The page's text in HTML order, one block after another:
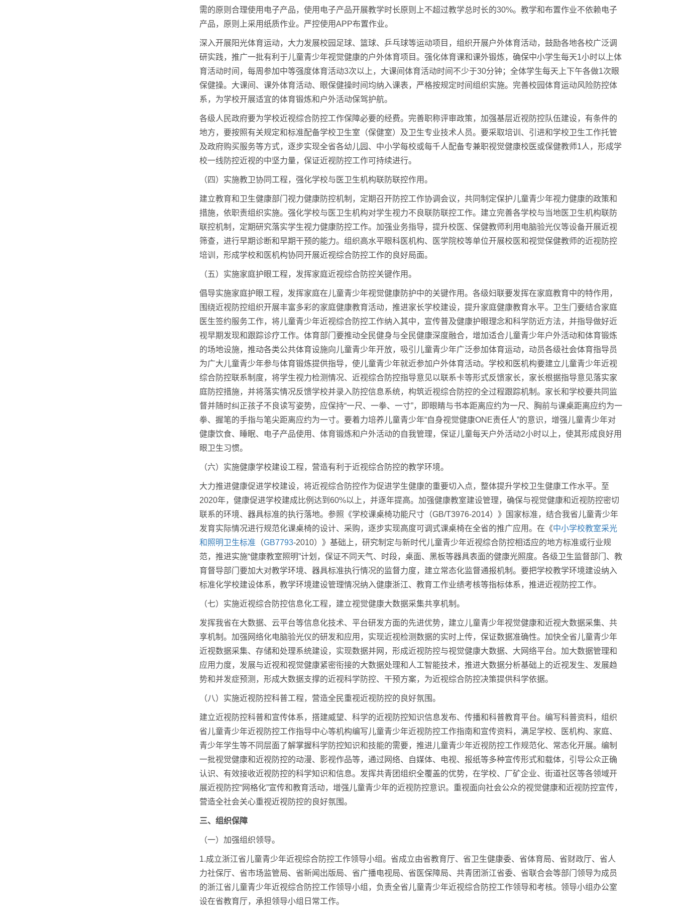
需的原则合理使用电子产品，使用电子产品开展教学时长原则上不超过教学总时长的30%。教学和布置作业不依赖电子
产品，原则上采用纸质作业。严控使用APP布置作业。
深入开展阳光体育运动，大力发展校园足球、篮球、乒乓球等运动项目，组织开展户外体育活动，鼓励各地各校广泛调
研实践，推广一批有利于儿童青少年视觉健康的户外体育项目。强化体育课和课外锻炼，确保中小学生每天1小时以上体
育活动时间，每周参加中等强度体育活动3次以上，大课间体育活动时间不少于30分钟；全体学生每天上下午各做1次眼
保健操。大课间、课外体育活动、眼保健操时间均纳入课表，严格按规定时间组织实施。完善校园体育运动风险防控体
系，为学校开展适宜的体育锻炼和户外活动保驾护航。
各级人民政府要为学校近视综合防控工作保障必要的经费。完善职称评审政策，加强基层近视防控队伍建设，有条件的
地方，要按照有关规定和标准配备学校卫生室（保健室）及卫生专业技术人员。要采取培训、引进和学校卫生工作托管
及政府购买服务等方式，逐步实现全省各幼儿园、中小学每校或每千人配备专兼职视觉健康校医或保健教师1人，形成学
校一线防控近视的中坚力量，保证近视防控工作可持续进行。
（四）实施教卫协同工程，强化学校与医卫生机构联防联控作用。
建立教育和卫生健康部门视力健康防控机制，定期召开防控工作协调会议，共同制定保护儿童青少年视力健康的政策和
措施，依职责组织实施。强化学校与医卫生机构对学生视力不良联防联控工作。建立完善各学校与当地医卫生机构联防
联控机制，定期研究落实学生视力健康防控工作。加强业务指导，提升校医、保健教师利用电脑验光仪等设备开展近视
筛查，进行早期诊断和早期干预的能力。组织高水平眼科医机构、医学院校等单位开展校医和视觉保健教师的近视防控
培训，形成学校和医机构协同开展近视综合防控工作的良好局面。
（五）实施家庭护眼工程，发挥家庭近视综合防控关键作用。
倡导实施家庭护眼工程，发挥家庭在儿童青少年视觉健康防护中的关键作用。各级妇联要发挥在家庭教育中的特作用，
围绕近视防控组织开展丰富多彩的家庭健康教育活动，推进家长学校建设，提升家庭健康教育水平。卫生门要结合家庭
医生签约服务工作，将儿童青少年近视综合防控工作纳入其中，宣传普及健康护眼理念和科学防近方法，并指导做好近
视早期发现和跟踪诊疗工作。体育部门要推动全民健身与全民健康深度融合，增加适合儿童青少年户外活动和体育锻炼
的场地设施，推动各类公共体育设施向儿童青少年开放，吸引儿童青少年广泛参加体育运动，动员各级社会体育指导员
为广大儿童青少年参与体育锻炼提供指导，使儿童青少年就近参加户外体育活动。学校和医机构要建立儿童青少年近视
综合防控联系制度，将学生视力检测情况、近视综合防控指导意见以联系卡等形式反馈家长，家长根据指导意见落实家
庭防控措施，并将落实情况反馈学校并录入防控信息系统，构筑近视综合防控的全过程跟踪机制。家长和学校要共同监
督并随时纠正孩子不良读写姿势，应保持“一尺、一拳、一寸”，即眼睛与书本距离应约为一尺、胸前与课桌距离应约为一
拳、握笔的手指与笔尖距离应约为一寸。要着力培养儿童青少年“自身视觉健康ONE责任人”的意识，增强儿童青少年对
健康饮食、睡眠、电子产品使用、体育锻炼和户外活动的自我管理，保证儿童每天户外活动2小时以上，使其形成良好用
眼卫生习惯。
（六）实施健康学校建设工程，营造有利于近视综合防控的教学环境。
大力推进健康促进学校建设，将近视综合防控作为促进学生健康的重要切入点，整体提升学校卫生健康工作水平。至
2020年，健康促进学校建成比例达到60%以上，并逐年提高。加强健康教室建设管理，确保与视觉健康和近视防控密切
联系的环境、器具标准的执行落地。参照《学校课桌椅功能尺寸（GB/T3976-2014）》国家标准，结合我省儿童青少年
发育实际情况进行规范化课桌椅的设计、采购，逐步实现高度可调式课桌椅在全省的推广应用。在《中小学校教室采光
和照明卫生标准 （GB7793-2010）》基础上，研究制定与新时代儿童青少年近视综合防控相适应的地方标准或行业规
范，推进实施“健康教室照明”计划，保证不同天气、时段，桌面、黑板等器具表面的健康光照度。各级卫生监督部门、教
育督导部门要加大对教学环境、器具标准执行情况的监督力度，建立常态化监督通报机制。要把学校教学环境建设纳入
标准化学校建设体系，教学环境建设管理情况纳入健康浙江、教育工作业绩考核等指标体系，推进近视防控工作。
（七）实施近视综合防控信息化工程，建立视觉健康大数据采集共享机制。
发挥我省在大数据、云平台等信息化技术、平台研发方面的先进优势，建立儿童青少年视觉健康和近视大数据采集、共
享机制。加强网络化电脑验光仪的研发和应用，实现近视检测数据的实时上传，保证数据准确性。加快全省儿童青少年
近视数据采集、存储和处理系统建设，实现数据并网，形成近视防控与视觉健康大数据、大网络平台。加大数据管理和
应用力度，发展与近视和视觉健康紧密衔接的大数据处理和人工智能技术，推进大数据分析基础上的近视发生、发展趋
势和并发症预测，形成大数据支撑的近视科学防控、干预方案，为近视综合防控决策提供科学依据。
（八）实施近视防控科普工程，营造全民重视近视防控的良好氛围。
建立近视防控科普和宣传体系，搭建威望、科学的近视防控知识信息发布、传播和科普教育平台。编写科普资料，组织
省儿童青少年近视防控工作指导中心等机构编写儿童青少年近视防控工作指南和宣传资料，满足学校、医机构、家庭、
青少年学生等不同层面了解掌握科学防控知识和技能的需要，推进儿童青少年近视防控工作规范化、常态化开展。编制
一批视觉健康和近视防控的动漫、影视作品等，通过网络、自媒体、电视、报纸等多种宣传形式和载体，引导公众正确
认识、有效接收近视防控的科学知识和信息。发挥共青团组织全覆盖的优势，在学校、厂矿企业、街道社区等各领域开
展近视防控“网格化”宣传和教育活动，增强儿童青少年的近视防控意识。重视面向社会公众的视觉健康和近视防控宣传，
营造全社会关心重视近视防控的良好氛围。
三、组织保障
（一）加强组织领导。
1.成立浙江省儿童青少年近视综合防控工作领导小组。省成立由省教育厅、省卫生健康委、省体育局、省财政厅、省人
力社保厅、省市场监管局、省新闻出版局、省广播电视局、省医保障局、共青团浙江省委、省联合会等部门领导为成员
的浙江省儿童青少年近视综合防控工作领导小组，负责全省儿童青少年近视综合防控工作领导和考核。领导小组办公室
设在省教育厅，承担领导小组日常工作。